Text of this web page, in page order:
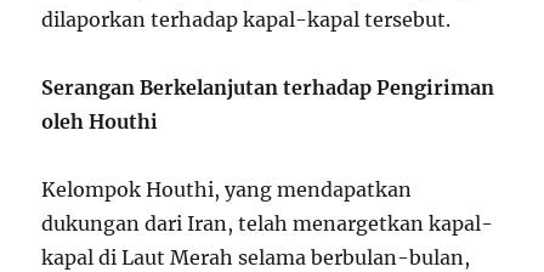
dilaporkan terhadap kapal-kapal tersebut.
Serangan Berkelanjutan terhadap Pengiriman
oleh Houthi
Kelompok Houthi, yang mendapatkan
dukungan dari Iran, telah menargetkan kapal-
kapal di Laut Merah selama berbulan-bulan,